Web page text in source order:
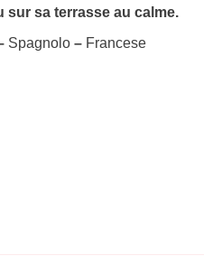
sur sa terrasse au calme.
Spagnolo – Francese